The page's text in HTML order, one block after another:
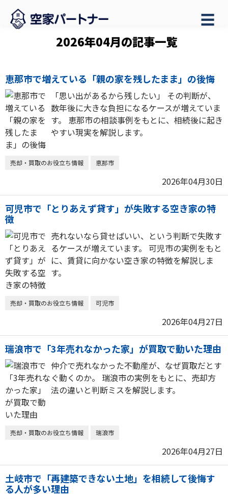
☰
2026年04月の記事一覧
恵那市で増えている「親の家を残したまま」の後悔
「思い出があるから残したい」 その判断が、
数年後に大きな負担になるケースが増えていま
す。 恵那市の相談事例をもとに、相続後に起き
やすい現実を解説します。
売却・買取のお役立ち情報 恵那市
2026年04月30日
可児市で「とりあえず貸す」が失敗する空き家の特
徴
売れないなら貸せばいい、という判断で失敗す
るケースが増えています。 可児市の実例をもと
に、賃貸に向かない空き家の特徴を解説しま
す。
売却・買取のお役立ち情報 可児市
2026年04月27日
瑞浪市で「3年売れなかった家」が買取で動いた理由
仲介で売れなかった不動産が、なぜ買取だとす
ぐ動くのか。 瑞浪市の実例をもとに、売却方
法の違いと判断ミスを解説します。
売却・買取のお役立ち情報 瑞浪市
2026年04月27日
土岐市で「再建築できない土地」を相続して後悔す
る人が多い理由